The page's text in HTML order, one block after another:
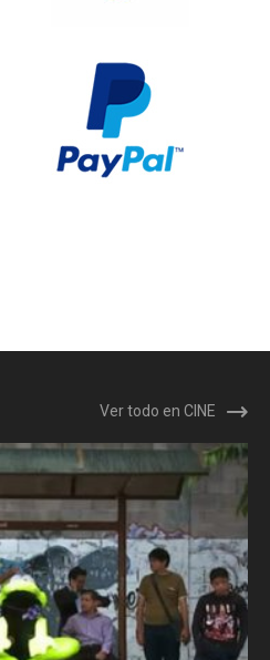
Ver todo en CINE